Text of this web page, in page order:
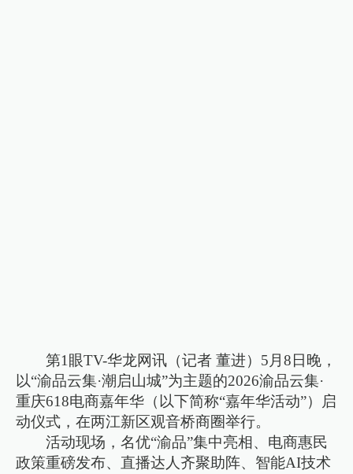
第1眼TV-华龙网讯（记者 董进）5月8日晚，
以“渝品云集·潮启山城”为主题的2026渝品云集·
重庆618电商嘉年华（以下简称“嘉年华活动”）启
动仪式，在两江新区观音桥商圈举行。
活动现场，名优“渝品”集中亮相、电商惠民
政策重磅发布、直播达人齐聚助阵、智能AI技术